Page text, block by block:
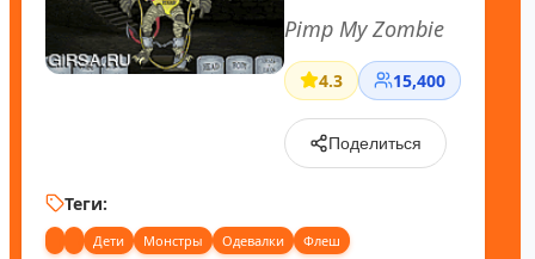
Pimp My Zombie
4.3 15,400
Поделиться
Теги:
Дети Монстры Одевалки Флеш